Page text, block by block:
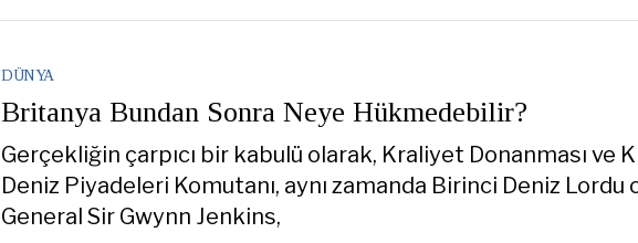
DÜNYA
Britanya Bundan Sonra Neye Hükmedebilir?
Gerçekliğin çarpıcı bir kabulü olarak, Kraliyet Donanması ve
Deniz Piyadeleri Komutanı, aynı zamanda Birinci Deniz Lordu
General Sir Gwynn Jenkins,